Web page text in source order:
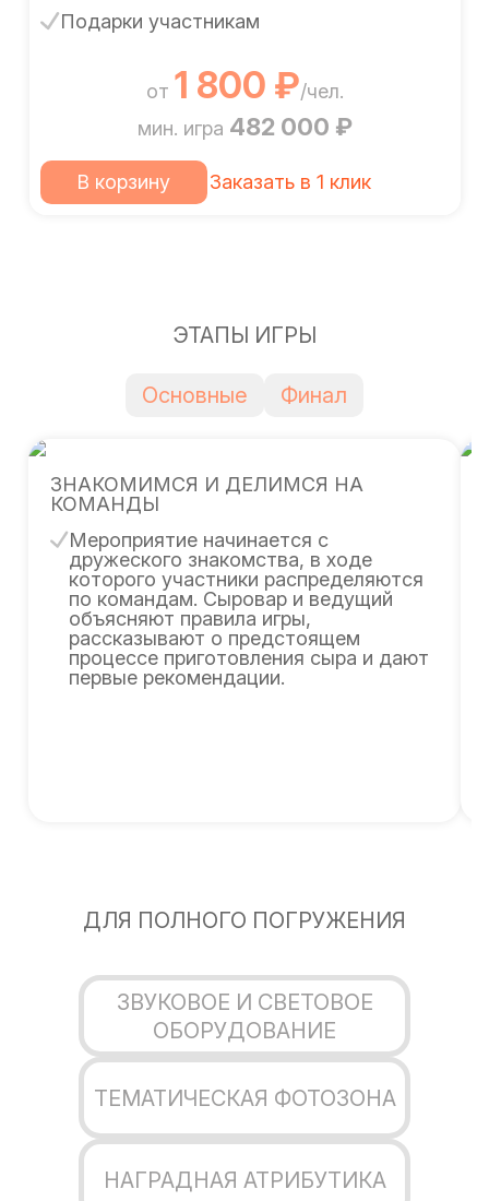
Подарки участникам
от 1 800 ₽/чел.
мин. игра 482 000 ₽
В корзину Заказать в 1 клик
ЭТАПЫ ИГРЫ
Основные Финал
ЗНАКОМИМСЯ И ДЕЛИМСЯ НА
КОМАНДЫ
Мероприятие начинается с
дружеского знакомства, в ходе
которого участники распределяются
по командам. Сыровар и ведущий
объясняют правила игры,
рассказывают о предстоящем
процессе приготовления сыра и дают
первые рекомендации.
ДЛЯ ПОЛНОГО ПОГРУЖЕНИЯ
ЗВУКОВОЕ И СВЕТОВОЕ
ОБОРУДОВАНИЕ
ТЕМАТИЧЕСКАЯ ФОТОЗОНА
НАГРАДНАЯ АТРИБУТИКА